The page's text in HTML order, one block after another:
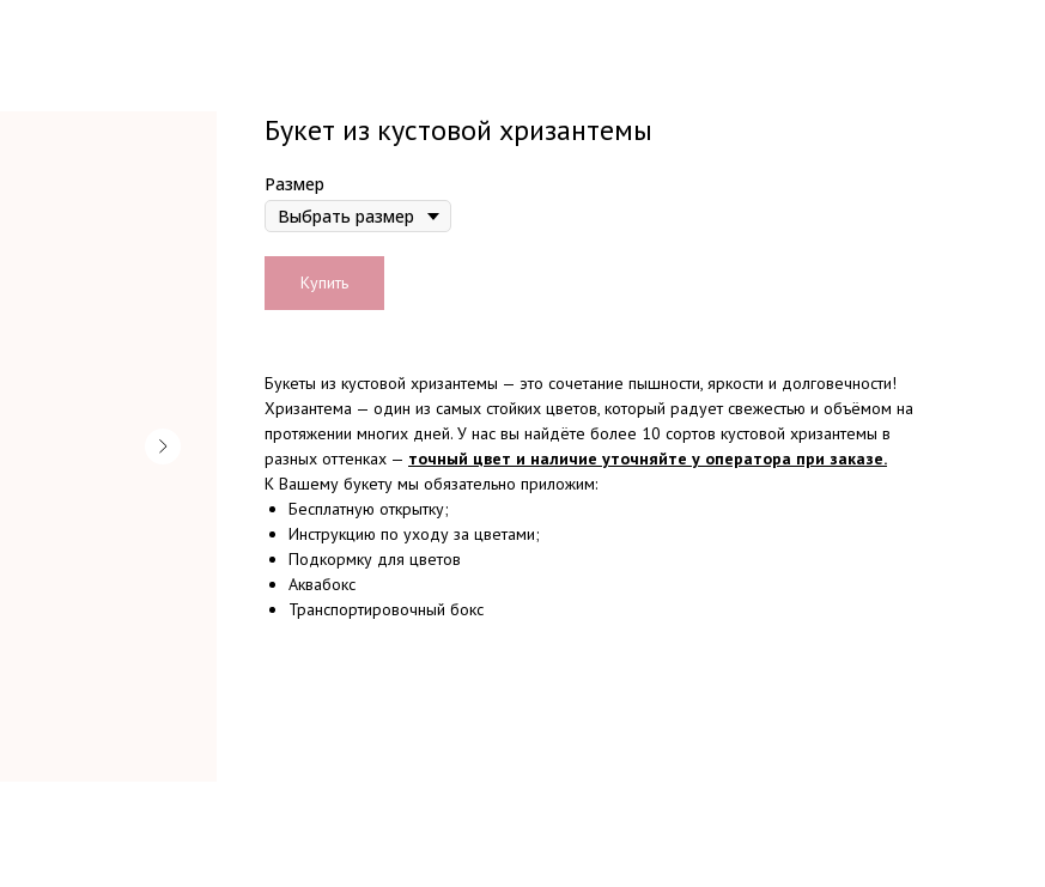
Букет из кустовой хризантемы
Размер
Купить
Букеты из кустовой хризантемы — это сочетание пышности, яркости и долговечности!
Хризантема — один из самых стойких цветов, который радует свежестью и объёмом на
протяжении многих дней. У нас вы найдёте более 10 сортов кустовой хризантемы в
разных оттенках — точный цвет и наличие уточняйте у оператора при заказе.
К Вашему букету мы обязательно приложим:
Бесплатную открытку;
Инструкцию по уходу за цветами;
Подкормку для цветов
Аквабокс
Транспортировочный бокс